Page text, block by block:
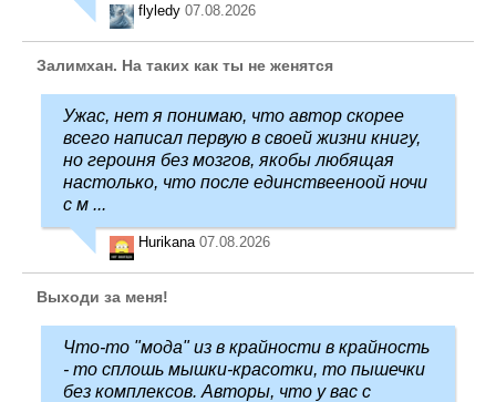
flyledy 07.08.2026
Залимхан. На таких как ты не женятся
Ужас, нет я понимаю, что автор скорее
всего написал первую в своей жизни книгу,
но героиня без мозгов, якобы любящая
настолько, что после единствееноой ночи
с м ...
Hurikana 07.08.2026
Выходи за меня!
Что-то "мода" из в крайности в крайность
- то сплошь мышки-красотки, то пышечки
без комплексов. Авторы, что у вас с